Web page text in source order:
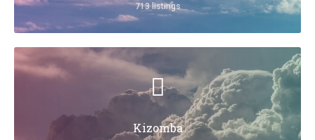
713 listings
Kizomba